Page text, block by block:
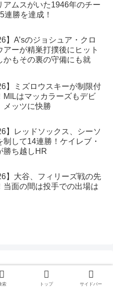
アムスがいた1946年のチー
連勝を達成！
】A’sのジョシュア・クロ
アーが精巣打撲後にヒット
かもその裏の守備にも就
】ミズロウスキーが制限付
MILはマッカラーズもデビ
メッツに快勝
】レッドソックス、シーソ
制して14連勝！ケイレブ・
勝ち越しHR
】大谷、フィリーズ戦の先
当面の間は投手での出場は
索 トップ サイドバー